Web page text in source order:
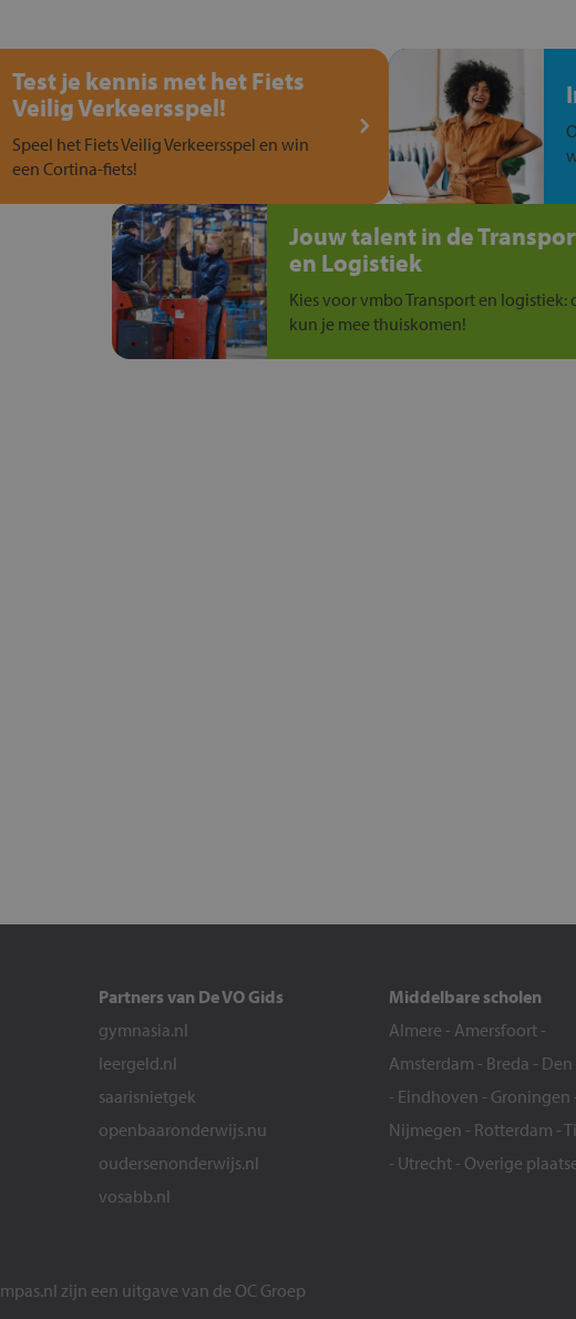
Test je kennis met het Fiets
Veilig Verkeersspel!
Speel het Fiets Veilig Verkeersspel en win
een Cortina-fiets!
Jouw talent in de
en Logistiek
Kies voor vmbo Transport en logistiek:
kun je mee thuiskomen!
Partners van De VO Gids
gymnasia.nl
leergeld.nl
saarisnietgek
openbaaronderwijs.nu
oudersenonderwijs.nl
vosabb.nl
Middelbare scholen
Almere - Amersfoort -
Amsterdam - Breda - Den
- Eindhoven - Groningen
Nijmegen - Rotterdam -
- Utrecht - Overige
zijn een uitgave van de OC Groep